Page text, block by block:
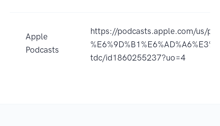
Apple
Podcasts
https://podcasts.apple.com/us/
tdc/id1860255237?uo=4